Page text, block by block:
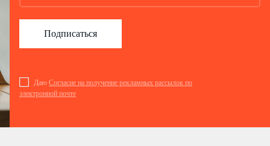
Даю Согласие на получение рекламных рассылок по
электронной почте
Подписаться